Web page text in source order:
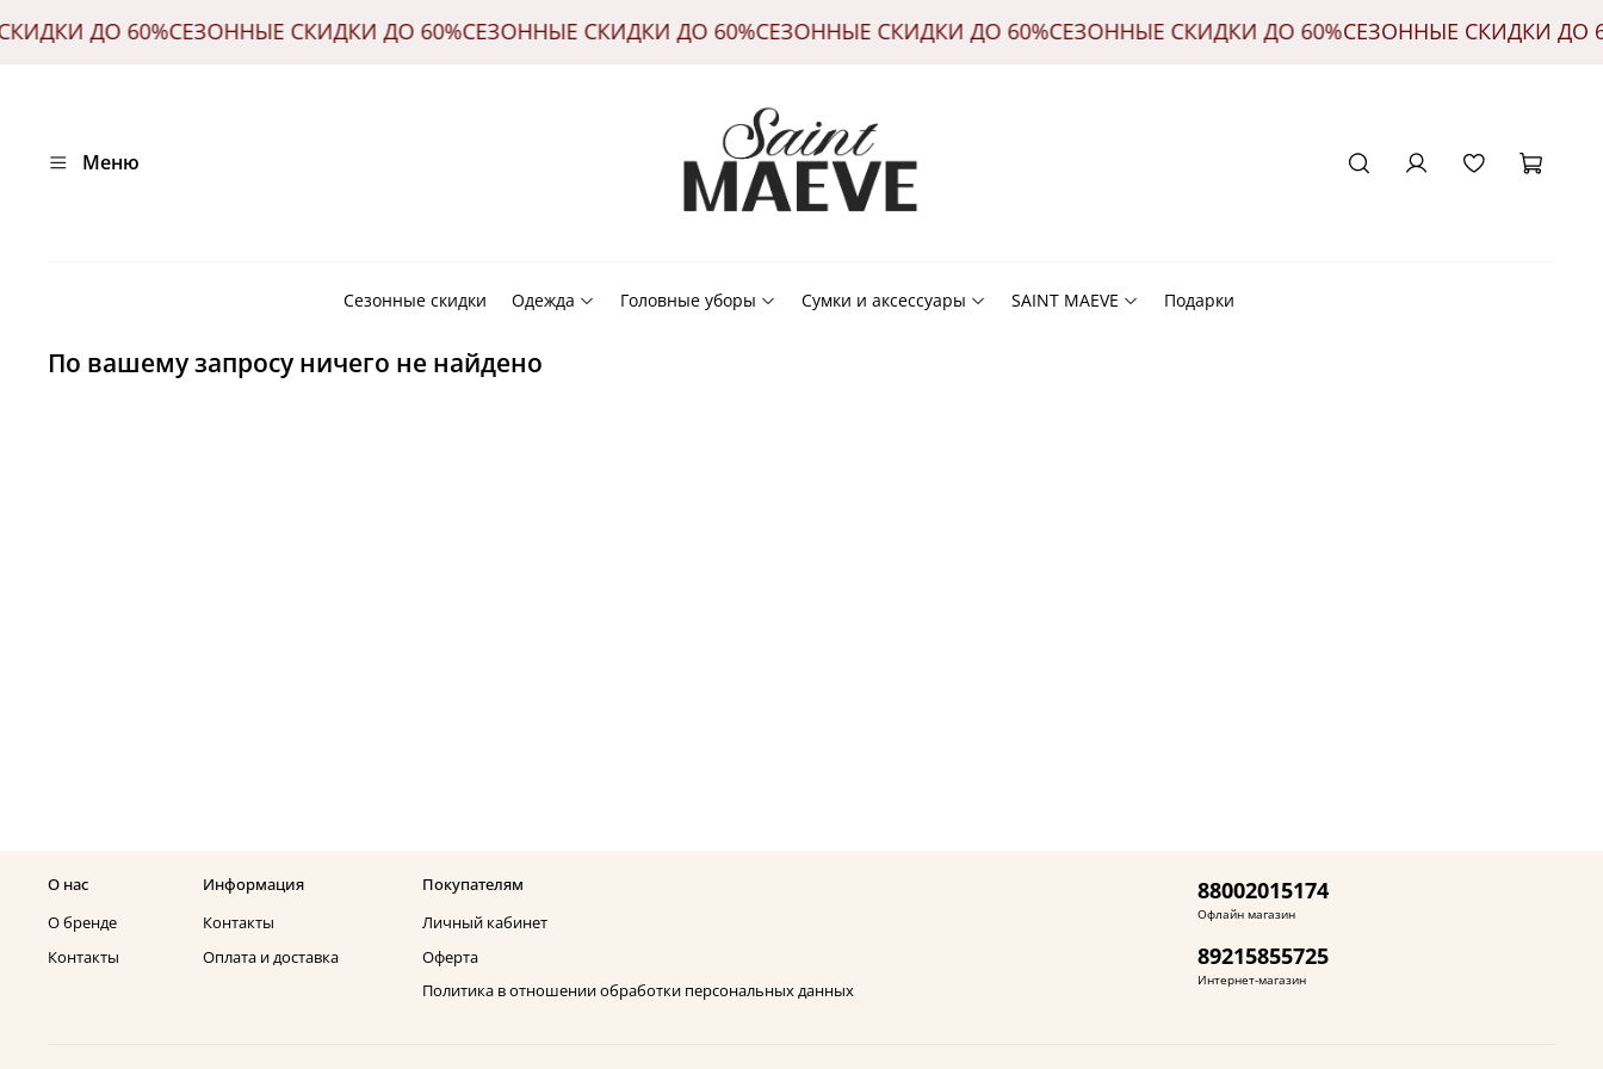
ДО 60%СЕЗОННЫЕ СКИДКИ ДО 60%СЕЗОННЫЕ СКИДКИ ДО 60%СЕЗОННЫЕ СКИДКИ ДО 60%СЕЗОННЫЕ СКИДКИ ДО 60%СЕЗОННЫЕ СКИДКИ ДО
Меню
Сезонные скидки Одежда Головные уборы Сумки и аксессуары SAINT MAEVE Подарки
По вашему запросу ничего не найдено
О нас
О бренде
Контакты
Информация
Контакты
Оплата и доставка
Покупателям
Личный кабинет
Оферта
Политика в отношении обработки персональных данных
88002015174
Офлайн магазин
89215855725
Интернет-магазин